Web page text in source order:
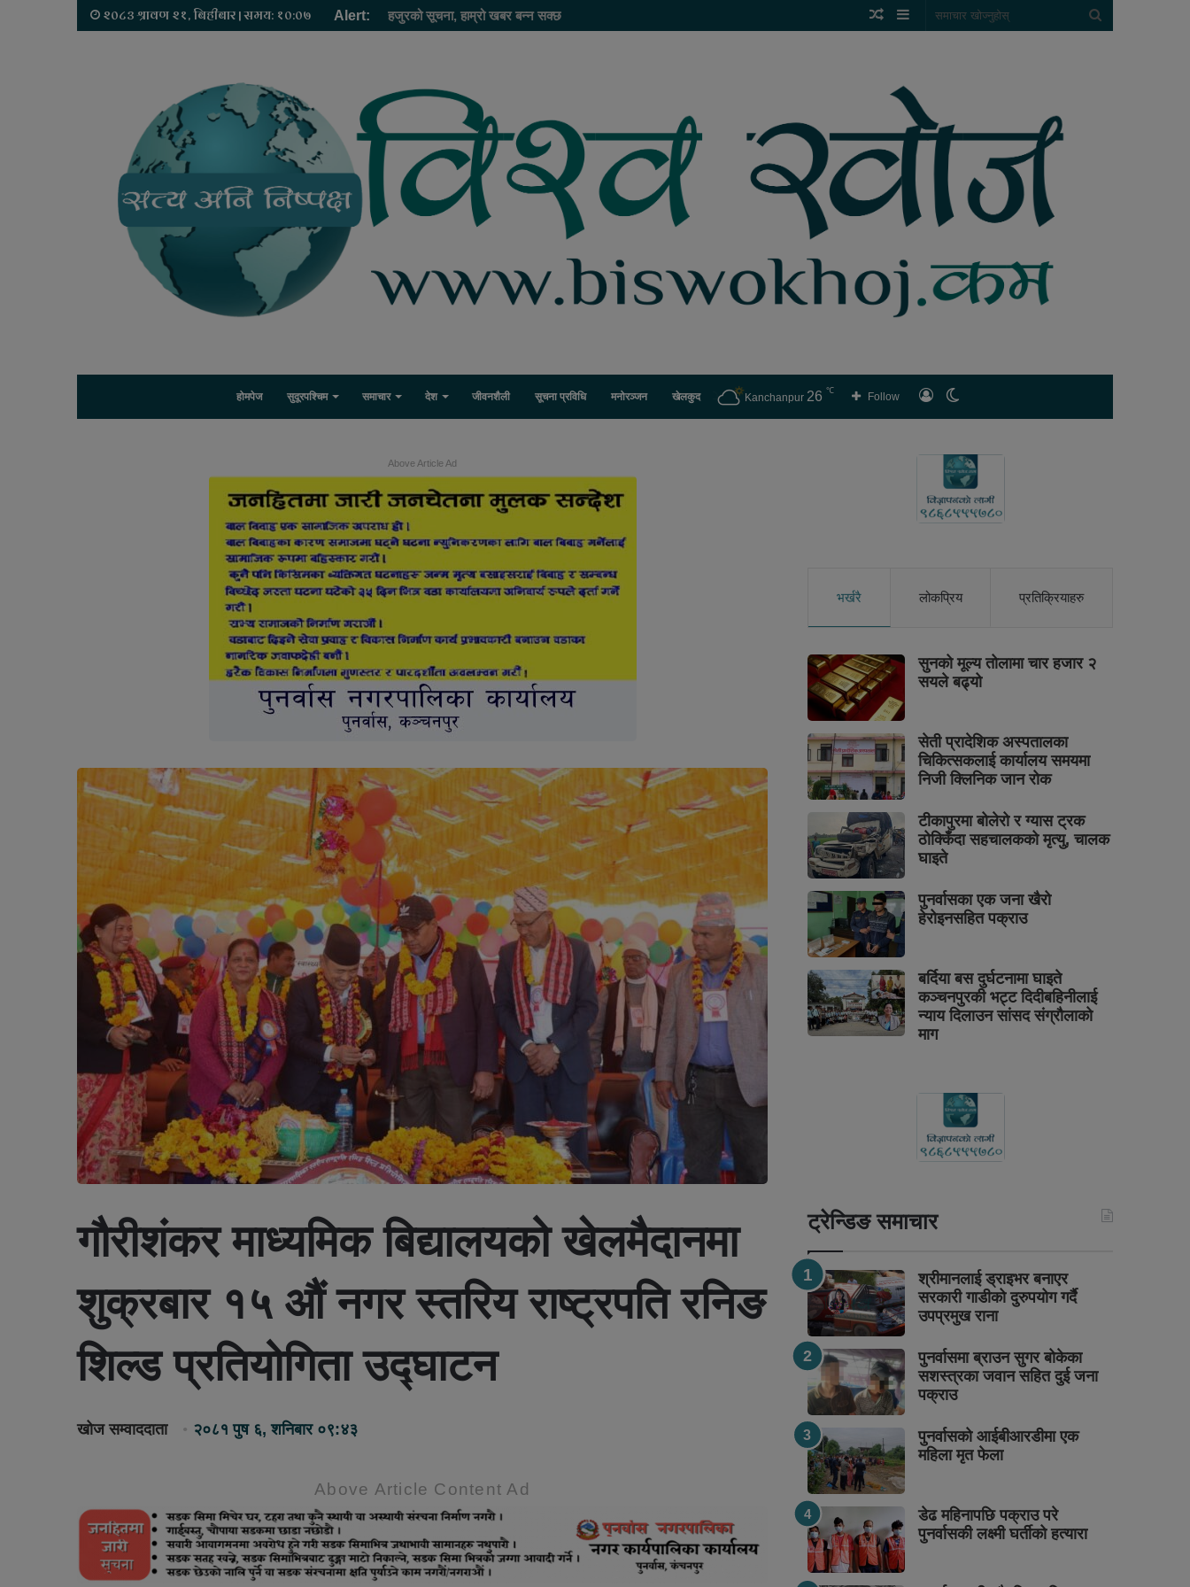
२०८३ श्रावण २१, बिहीबार | समय: १०:०७ Alert: हजुरको सूचना, हाम्रो खबर बन्न सक्छ Sidebar
Random
होमपेज सुदूरपश्चिम समाचार देश जीवनशैली सूचना प्रविधि मनोरञ्जन खेलकुद लगइन
Follow
Kanchanpur 26 ℃
Above Article Ad
गौरीशंकर माध्यमिक बिद्यालयको खेलमैदानमा
शुक्रबार १५ औं नगर स्तरिय राष्ट्रपति रनिङ
शिल्ड प्रतियोगिता उद्घाटन
खोज सम्वाददाता २०८१ पुष ६, शनिबार ०९:४३
Above Article Content Ad
भर्खरै लोकप्रिय प्रतिक्रियाहरु
सुनको मूल्य तोलामा चार हजार २
सयले बढ्यो
सेती प्रादेशिक अस्पतालका
चिकित्सकलाई कार्यालय समयमा
निजी क्लिनिक जान रोक
टीकापुरमा बोलेरो र ग्यास ट्रक
ठोक्किँदा सहचालकको मृत्यु, चालक
घाइते
पुनर्वासका एक जना खैरो
हेरोइनसहित पक्राउ
बर्दिया बस दुर्घटनामा घाइते
कञ्चनपुरकी भट्ट दिदीबहिनीलाई
न्याय दिलाउन सांसद संग्रौलाको
माग
ट्रेन्डिङ समाचार
श्रीमानलाई ड्राइभर बनाएर
सरकारी गाडीको दुरुपयोग गर्दै
उपप्रमुख राना
पुनर्वासमा ब्राउन सुगर बोकेका
सशस्त्रका जवान सहित दुई जना
पक्राउ
पुनर्वासको आईबीआरडीमा एक
महिला मृत फेला
डेढ महिनापछि पक्राउ परे
पुनर्वासकी लक्ष्मी घर्तीको हत्यारा